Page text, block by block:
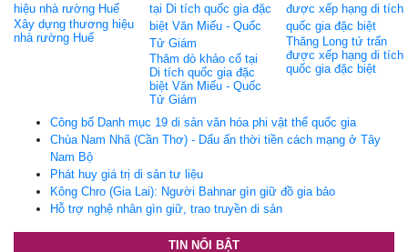
Xây dựng thương hiệu
nhà rường Huế
Thăm dò khảo cổ tại
Di tích quốc gia đặc
biệt Văn Miếu - Quốc
Tử Giám
Thăng Long tứ trấn
được xếp hạng di tích
quốc gia đặc biệt
Công bố Danh mục 19 di sản văn hóa phi vật thể quốc gia
Chùa Nam Nhã (Cần Thơ) - Dấu ấn thời tiền cách mạng ở Tây
Nam Bộ
Phát huy giá trị di sản tư liệu
Kông Chro (Gia Lai): Người Bahnar gìn giữ đồ gia bảo
Hỗ trợ nghệ nhân gìn giữ, trao truyền di sản
TIN NỔI BẬT